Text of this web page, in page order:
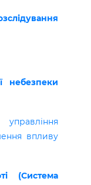
небезпеки
впливу
(Система